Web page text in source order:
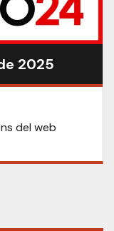
2025
del web